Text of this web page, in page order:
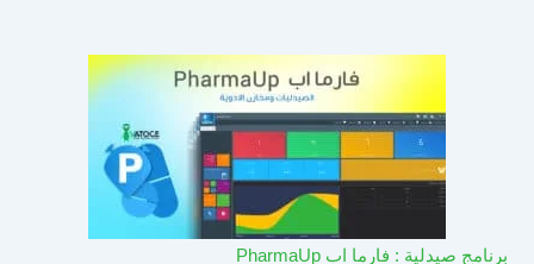
برنامج صيدلية : فارما اب PharmaUp​